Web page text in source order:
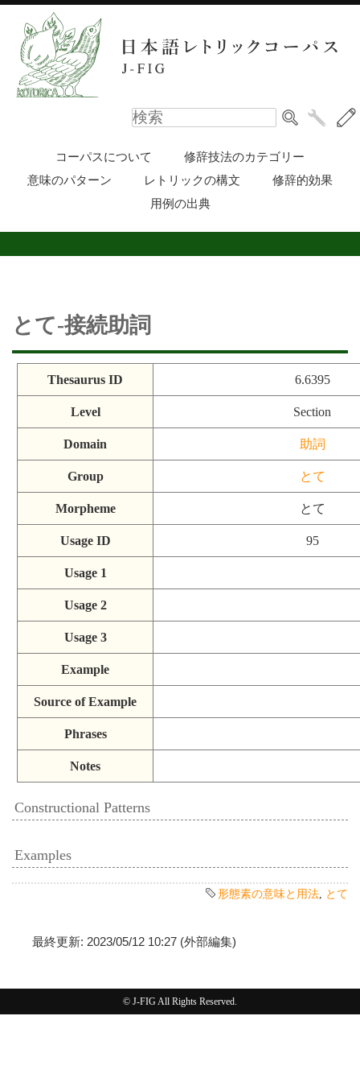
コーパスについて
修辞技法のカテゴリー
意味のパターン
レトリックの構文
修辞的効果
用例の出典
とて-接続助詞
Thesaurus ID 6.6395
Level Section
Domain 助詞
Group とて
Morpheme とて
Usage ID 95
Usage 1
Usage 2
Usage 3
Example
Source of Example
Phrases
Notes
Constructional Patterns
Examples
形態素の意味と用法 とて
最終更新: 2023/05/12 10:27 (外部編集)
© J-FIG All Rights Reserved.